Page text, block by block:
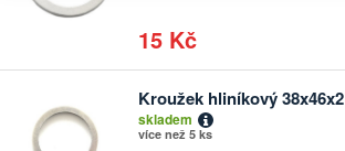
15 Kč
Kroužek hliníkový 38x46x2
skladem
více než 5 ks
Počet
kusů